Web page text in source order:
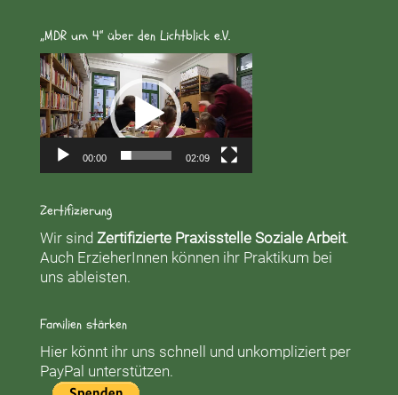
„MDR um 4“ über den Lichtblick e.V.
Video-
Player
00:00 02:09
Zertifizierung
Wir sind Zertifizierte Praxisstelle Soziale Arbeit.
Auch ErzieherInnen können ihr Praktikum bei
uns ableisten.
Familien stärken
Hier könnt ihr uns schnell und unkompliziert per
PayPal unterstützen.